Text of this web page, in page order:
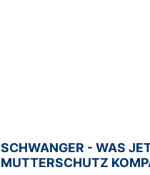
BROSCHÜRE:
SCHWANGER - WAS
MUTTERSCHUTZ